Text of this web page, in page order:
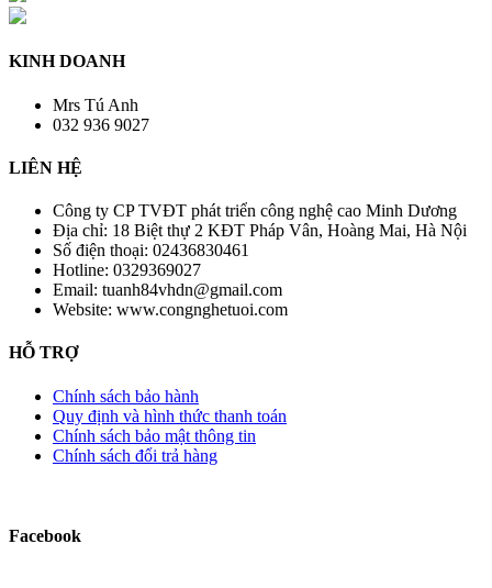
KINH DOANH
Mrs Tú Anh
032 936 9027
LIÊN HỆ
Công ty CP TVĐT phát triển công nghệ cao Minh Dương
Địa chỉ: 18 Biệt thự 2 KĐT Pháp Vân, Hoàng Mai, Hà Nội
Số điện thoại: 02436830461
Hotline: 0329369027
Email: tuanh84vhdn@gmail.com
Website: www.congnghetuoi.com
HỖ TRỢ
Chính sách bảo hành
Quy định và hình thức thanh toán
Chính sách bảo mật thông tin
Chính sách đổi trả hàng
Facebook